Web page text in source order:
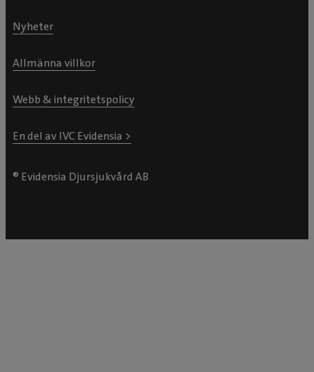
Nyheter
Allmänna villkor
Webb & integritetspolicy
En del av IVC Evidensia >
® Evidensia Djursjukvård AB